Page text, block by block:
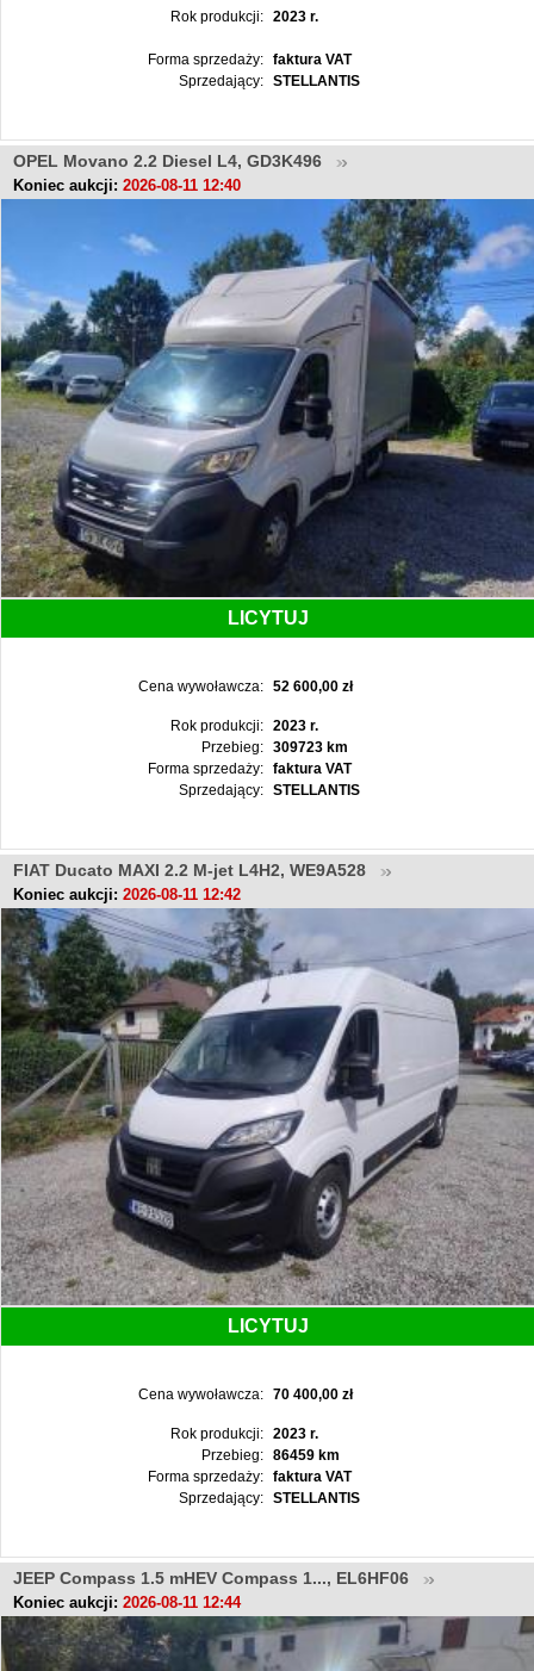
Rok produkcji: 2023 r.
Forma sprzedaży:
faktura VAT
Sprzedający:
STELLANTIS
OPEL Movano 2.2 Diesel L4, GD3K496
Koniec aukcji: 2026-08-11 12:40
LICYTUJ
Cena wywoławcza: 52 600,00 zł
Rok produkcji:
2023 r.
Przebieg:
309723 km
Forma sprzedaży:
faktura VAT
Sprzedający:
STELLANTIS
FIAT Ducato MAXI 2.2 M-jet L4H2, WE9A528
Koniec aukcji: 2026-08-11 12:42
LICYTUJ
Cena wywoławcza: 70 400,00 zł
Rok produkcji:
2023 r.
Przebieg:
86459 km
Forma sprzedaży:
faktura VAT
Sprzedający:
STELLANTIS
JEEP Compass 1.5 mHEV Compass 1..., EL6HF06
Koniec aukcji: 2026-08-11 12:44